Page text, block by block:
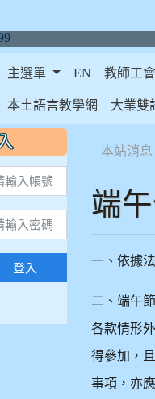
主選單 EN 教師工會
本土語言教學網 大業雙
本站消息
端
一、依據
二、端午
各款情形
得參加，
事項，亦
登入